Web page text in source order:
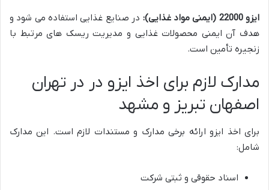
ایزو 22000 (ایمنی مواد غذایی):
در صنایع غذایی استفاده می شود و
هدف آن ایمنی محصولات غذایی و مدیریت ریسک های مرتبط با
زنجیره تأمین است.
مدارک لازم برای اخذ ایزو در در تهران
اصفهان تبریز و مشهد
برای اخذ ایزو ارائه برخی مدارک و مستندات لازم است. این مدارک
شامل:
اسناد حقوقی و ثبتی شرکت